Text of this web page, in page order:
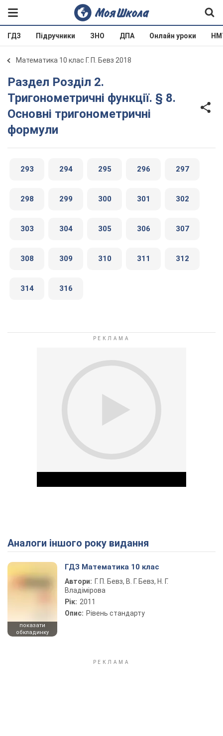
ГДЗ Підручники ЗНО ДПА Онлайн уроки
Математика 10 клас Г. П. Бевз 2018
Раздел Розділ 2.
Тригонометричні функції. § 8.
Основні тригонометричні
формули
293 294 295 296 297
298 299 300 301 302
303 304 305 306 307
308 309 310 311 312
314 316
Play Video
Аналоги іншого року видання
показати
обкладинку
ГДЗ Математика 10 клас
Автори: Г. П. Бевз, В. Г. Бевз, Н. Г.
Владімірова
Рік: 2011
Опис: Рівень стандарту